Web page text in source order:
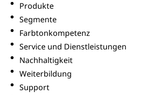
Produkte
Segmente
Farbtonkompetenz
Service und Dienstleistungen
Nachhaltigkeit
Weiterbildung
Support